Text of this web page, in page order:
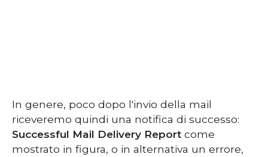
In genere, poco dopo l'invio della mail
riceveremo quindi una notifica di successo:
Successful Mail Delivery Report come
mostrato in figura, o in alternativa un errore,